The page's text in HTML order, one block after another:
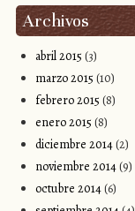
Archivos
abril 2015 (3)
marzo 2015 (10)
febrero 2015 (8)
enero 2015 (8)
diciembre 2014(2)
noviembre 2014(9)
octubre 2014(6)